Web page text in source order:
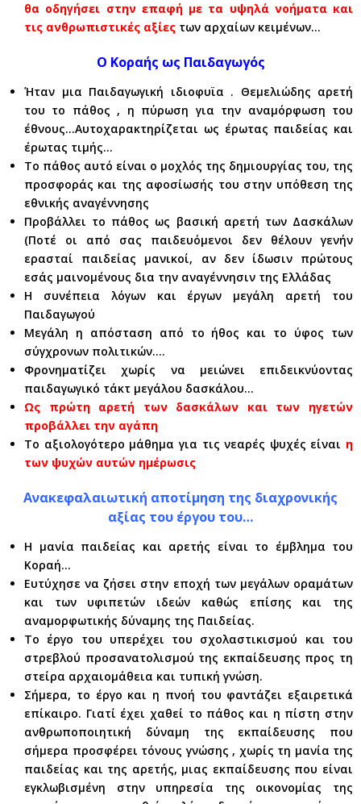
θα οδηγήσει στην επαφή με τα υψηλά νοήματα και
τις ανθρωπιστικές αξίες των αρχαίων κειμένων…
Ο Κοραής ως Παιδαγωγός
Ήταν μια Παιδαγωγική ιδιοφυϊα . Θεμελιώδης αρετή
του το πάθος , η πύρωση για την αναμόρφωση του
έθνους…Αυτοχαρακτηρίζεται ως έρωτας παιδείας και
έρωτας τιμής…
Το πάθος αυτό είναι ο μοχλός της δημιουργίας του, της
προσφοράς και της αφοσίωσής του στην υπόθεση της
εθνικής αναγέννησης
Προβάλλει το πάθος ως βασική αρετή των Δασκάλων
(Ποτέ οι από σας παιδευόμενοι δεν θέλουν γενήν
ερασταί παιδείας μανικοί, αν δεν ίδωσιν πρώτους
εσάς μαινομένους δια την αναγέννησιν της Ελλάδας
Η συνέπεια λόγων και έργων μεγάλη αρετή του
Παιδαγωγού
Μεγάλη η απόσταση από το ήθος και το ύφος των
σύγχρονων πολιτικών….
Φρονηματίζει χωρίς να μειώνει επιδεικνύοντας
παιδαγωγικό τάκτ μεγάλου δασκάλου…
Ως πρώτη αρετή των δασκάλων και των ηγετών
προβάλλει την αγάπη
Το αξιολογότερο μάθημα για τις νεαρές ψυχές είναι η
των ψυχών αυτών ημέρωσις
Ανακεφαλαιωτική αποτίμηση της διαχρονικής
αξίας του έργου του…
Η μανία παιδείας και αρετής είναι το έμβλημα του
Κοραή…
Ευτύχησε να ζήσει στην εποχή των μεγάλων οραμάτων
και των υφιπετών ιδεών καθώς επίσης και της
αναμορφωτικής δύναμης της Παιδείας.
Το έργο του υπερέχει του σχολαστικισμού και του
στρεβλού προσανατολισμού της εκπαίδευσης προς τη
στείρα αρχαιομάθεια και τυπική γνώση.
Σήμερα, το έργο και η πνοή του φαντάζει εξαιρετικά
επίκαιρο. Γιατί έχει χαθεί το πάθος και η πίστη στην
ανθρωποποιητική δύναμη της εκπαίδευσης που
σήμερα προσφέρει τόνους γνώσης , χωρίς τη μανία της
παιδείας και της αρετής, μιας εκπαίδευσης που είναι
εγκλωβισμένη στην υπηρεσία της οικονομίας της